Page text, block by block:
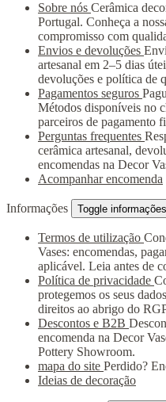
Sobre nós Cerâmica
Portugal. Conheça a
compromisso com
Envios e devoluções
artesanal em 2–5 dias
devoluções e política de
Pagamentos seguros
Métodos disponíveis no
parceiros de pagamento
Perguntas frequentes
cerâmica artesanal,
encomendas na Decor
Acompanhar encomenda
Informações Toggle
Termos de utilização
Vases: encomendas,
aplicável. Leia antes de
Política de privacidade
protegemos os seus
direitos ao abrigo do
Descontos e B2B
encomenda na Decor
Pottery Showroom.
mapa do site Perdido?
Ideias de decoração